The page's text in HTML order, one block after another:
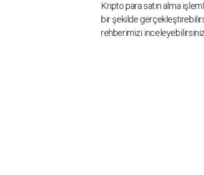
Kripto para satın alma
bir şekilde
rehberimizi inceleyebilirsiniz.